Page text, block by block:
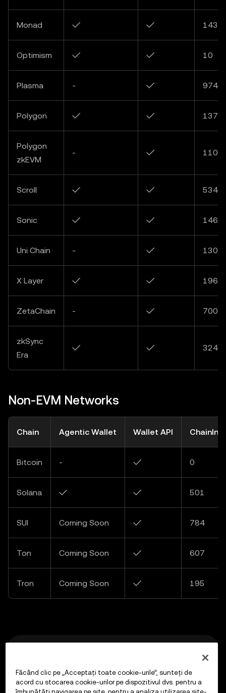
Monad ✓ ✓ 143
Optimism ✓ ✓ 10
Plasma - ✓ 9745
Polygon ✓ ✓ 137
Polygon
zkEVM
- ✓ 1101
Scroll ✓ ✓
Sonic ✓ ✓ 146
Uni Chain - ✓ 130
X Layer ✓ ✓ 196
ZetaChain - ✓ 7000
zkSync
Era
✓ ✓ 324
Non-EVM Networks
Chain Agentic Wallet Wallet API
Bitcoin - ✓ 0
Solana ✓ ✓ 501
SUI Coming Soon ✓ 784
Ton Coming Soon ✓ 607
Tron Coming Soon ✓ 195
Făcând clic pe „Acceptați toate cookie-urile”, sunteți de
acord cu stocarea cookie-urilor pe dispozitivul dvs. pentru a